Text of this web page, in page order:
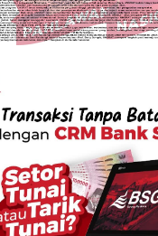
Dana
Dugaan
Tani Rp214
2026